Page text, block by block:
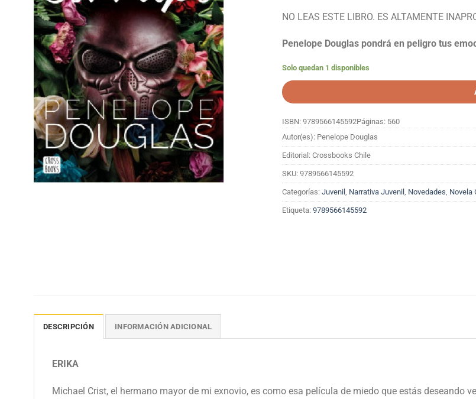
NO LEAS ESTE LIBRO. ES ALTAMENTE
Penelope Douglas pondrá en peligro tus
Solo quedan 1 disponibles
ISBN: 9789566145592Páginas: 560
Autor(es): Penelope Douglas
Editorial: Crossbooks Chile
SKU: 9789566145592
Categorías: Juvenil Narrativa Juvenil Novedades Novela
Etiqueta: 9789566145592
DESCRIPCIÓN INFORMACIÓN ADICIONAL
ERIKA
Michael Crist, el hermano mayor de mi exnovio, es como esa película de miedo que estás deseando